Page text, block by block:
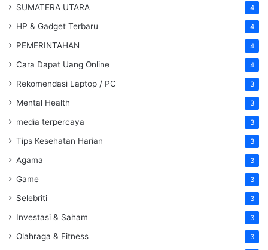
SUMATERA UTARA 4
HP & Gadget Terbaru 4
PEMERINTAHAN 4
Cara Dapat Uang Online 4
Rekomendasi Laptop / PC 3
Mental Health 3
media terpercaya 3
Tips Kesehatan Harian 3
Agama 3
Game 3
Selebriti 3
Investasi & Saham 3
Olahraga & Fitness 3